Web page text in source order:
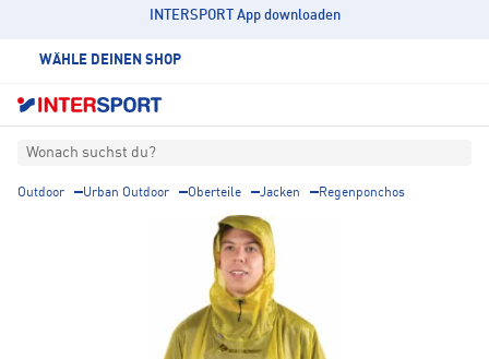
INTERSPORT App downloaden
WÄHLE DEINEN SHOP
Wonach suchst du?
Outdoor Urban Outdoor Oberteile Jacken Regenponchos